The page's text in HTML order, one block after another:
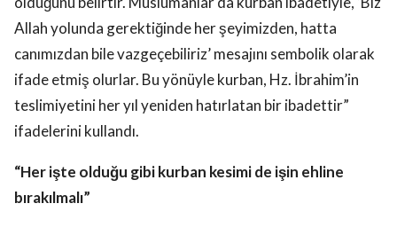
Allah yolunda gerektiğinde her şeyimizden, hatta
canımızdan bile vazgeçebiliriz’ mesajını sembolik olarak
ifade etmiş olurlar. Bu yönüyle kurban, Hz. İbrahim’in
teslimiyetini her yıl yeniden hatırlatan bir ibadettir”
ifadelerini kullandı.
“Her işte olduğu gibi kurban kesimi de işin ehline
bırakılmalı”